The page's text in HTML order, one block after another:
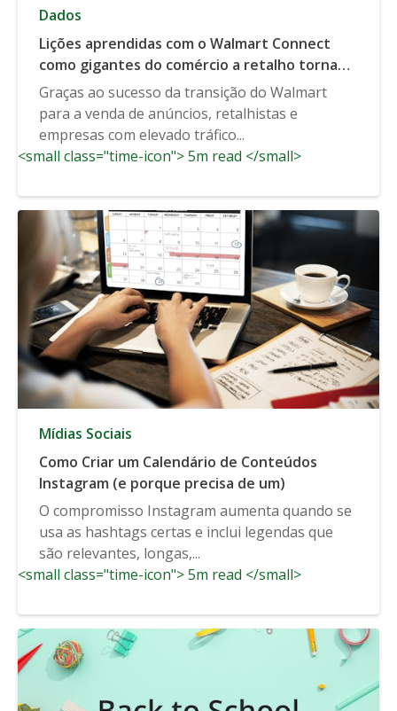
Dados
Lições aprendidas com o Walmart Connect
como gigantes do comércio a retalho tornam-
se gigantes dos meios de comunicação
Graças ao sucesso da transição do Walmart
para a venda de anúncios, retalhistas e
empresas com elevado tráfico...
<small class="time-icon"> 5m read </small>
Mídias Sociais
Como Criar um Calendário de Conteúdos
Instagram (e porque precisa de um)
O compromisso Instagram aumenta quando se
usa as hashtags certas e inclui legendas que
são relevantes, longas,...
<small class="time-icon"> 5m read </small>